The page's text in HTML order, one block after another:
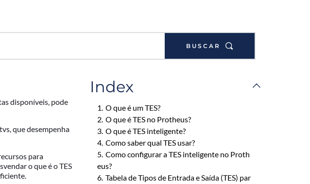
BUSCAR
disponíveis, pode
que desempenha
para
o que é o TES
Index
1. O que é um TES?
2. O que é TES no Protheus?
3. O que é TES inteligente?
4. Como saber qual TES usar?
5. Como configurar a TES inteligente no Proth
eus?
6. Tabela de Tipos de Entrada e Saída (TES) par